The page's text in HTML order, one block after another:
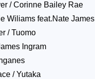
/ Corinne Bailey Rae
Wiliams feat.Nate James
/ Tuomo
Ingram
/ Yutaka